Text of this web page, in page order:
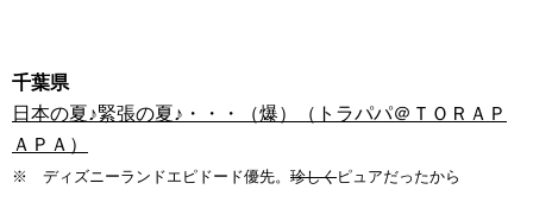
千葉県
日本の夏♪緊張の夏♪・・・（爆）（トラパパ＠ＴＯＲＡＰ
ＡＰＡ）
※ ディズニーランドエピドード優先。 珍しく ピュアだったから